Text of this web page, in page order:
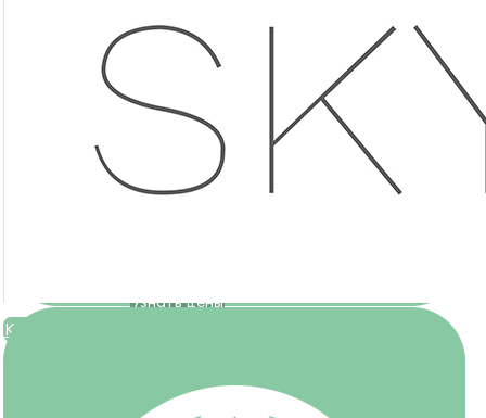
Узнать цены
Каждое воскресенье БЕСПЛАТНЫЕ тренировки